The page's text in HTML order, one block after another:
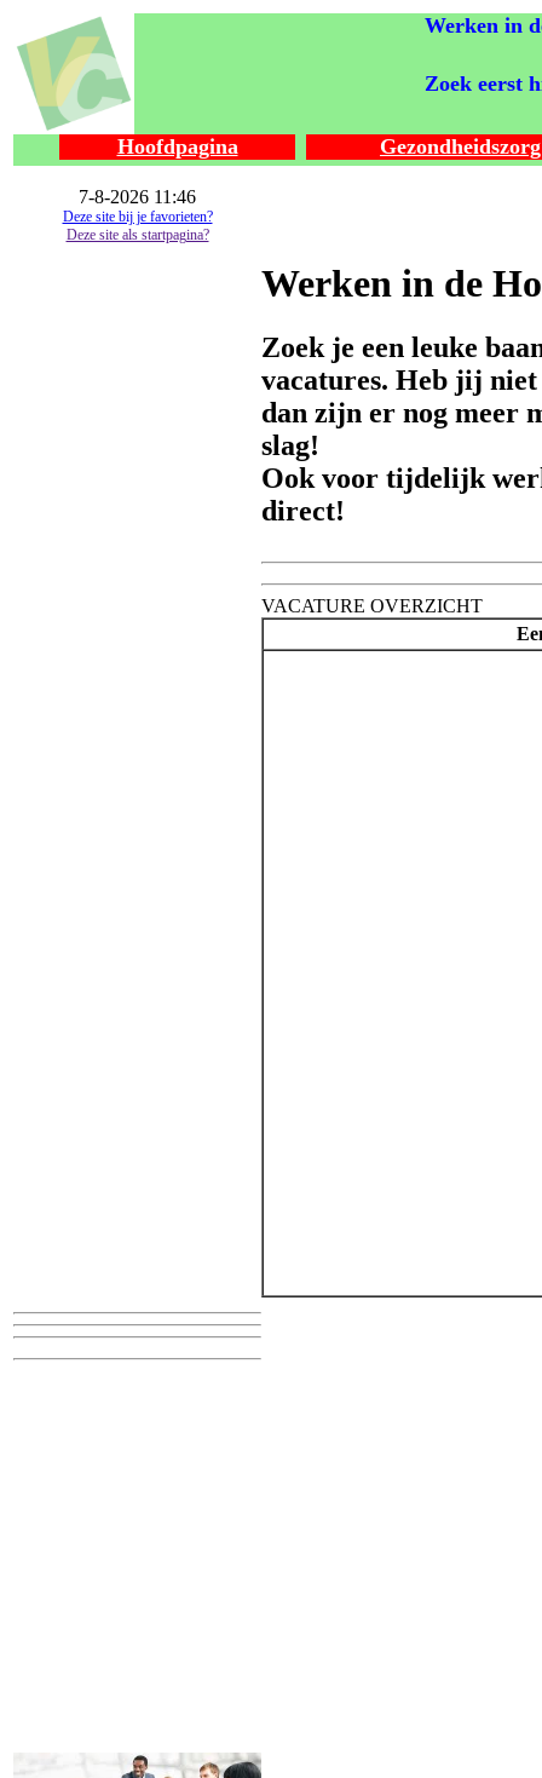
Werken in
Zoek eerst
Hoofdpagina Gezondheidszorg
7-8-2026 11:46
Deze site bij je favorieten?
Deze site als startpagina?
Werken in de
Zoek je een leuke
vacatures. Heb jij
dan zijn er nog meer
slag!
Ook voor tijdelijk
direct!
VACATURE OVERZICHT